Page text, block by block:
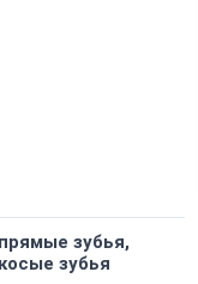
зубья,
зубья